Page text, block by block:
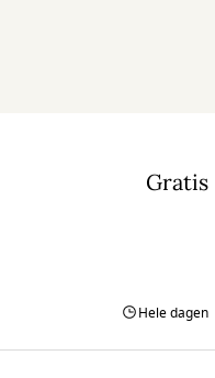
Gratis
Hele dagen